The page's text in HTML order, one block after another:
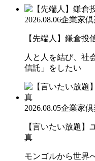
2026.08.06企業家
【先端人】鎌倉
人と人を結び、社
信託」をしたい
2026.08.05企業家
【言いたい放題】
真
モンゴルから世界